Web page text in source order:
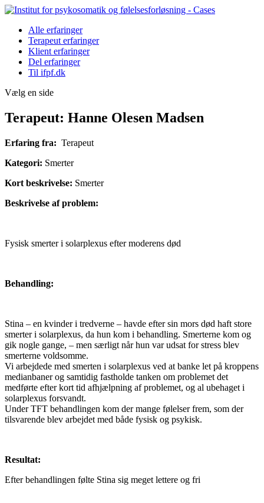
Alle erfaringer
Terapeut erfaringer
Klient erfaringer
Del erfaringer
Til ifpf.dk
Vælg en side
Terapeut: Hanne Olesen Madsen
Erfaring fra: Terapeut
Kategori: Smerter
Kort beskrivelse: Smerter
Beskrivelse af problem:
Fysisk smerter i solarplexus efter moderens død
Behandling:
Stina – en kvinder i tredverne – havde efter sin mors død haft store
smerter i solarplexus, da hun kom i behandling. Smerterne kom og
gik nogle gange, – men særligt når hun var udsat for stress blev
smerterne voldsomme.
Vi arbejdede med smerten i solarplexus ved at banke let på kroppens
medianbaner og samtidig fastholde tanken om problemet det
medførte efter kort tid afhjælpning af problemet, og al ubehaget i
solarplexus forsvandt.
Under TFT behandlingen kom der mange følelser frem, som der
tilsvarende blev arbejdet med både fysisk og psykisk.
Resultat:
Efter behandlingen følte Stina sig meget lettere og fri